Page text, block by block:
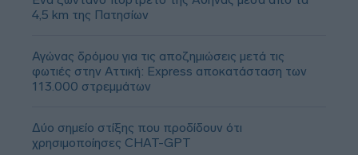
4,5 km της Πατησίων
Αγώνας δρόμου για τις αποζημιώσεις μετά τις
φωτιές στην Αττική: Express αποκατάσταση των
113.000 στρεμμάτων
Δύο σημείο στίξης που προδίδουν ότι
χρησιμοποίησες CHAT-GPT